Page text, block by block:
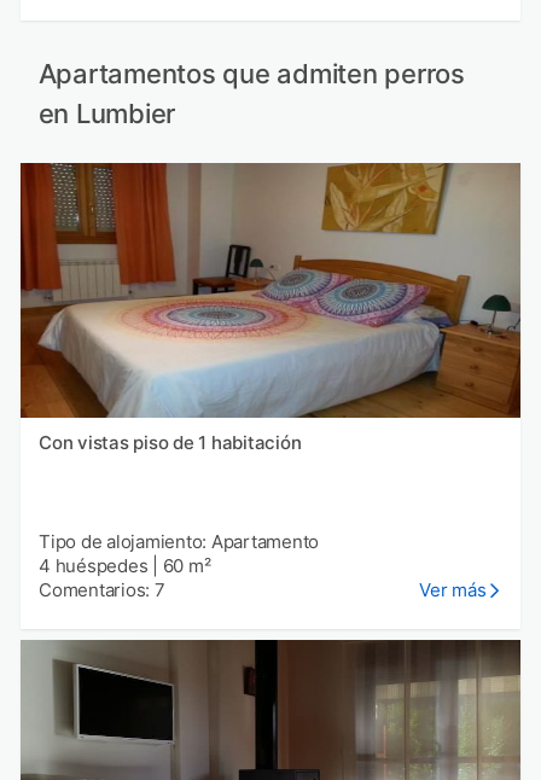
Apartamentos que admiten perros
en Lumbier
Con vistas piso de 1 habitación
Tipo de alojamiento: Apartamento
4 huéspedes
60 m²
Comentarios: 7
Ver más